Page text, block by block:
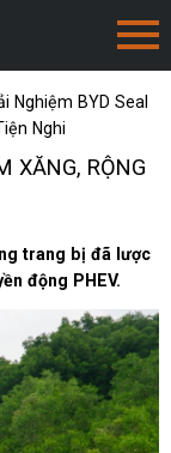
Nghiệm BYD Seal
Nghi
XĂNG, RỘNG
trang bị đã lược
động PHEV.